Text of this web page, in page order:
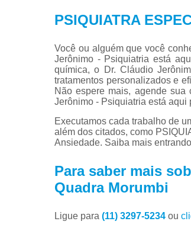
PSIQUIATRA
Você ou alguém que você
Jerônimo - Psiquiatria está
química, o Dr. Cláudio
tratamentos personalizados e
Não espere mais, agende
Jerônimo - Psiquiatria está aqui
Executamos cada trabalho de
além dos citados, como
Ansiedade. Saiba mais
Para saber mais
Quadra Morumbi
Ligue para (11) 3297-5234 ou